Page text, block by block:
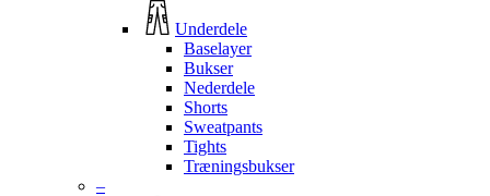
Underdele
Baselayer
Bukser
Nederdele
Shorts
Sweatpants
Tights
Træningsbukser
–